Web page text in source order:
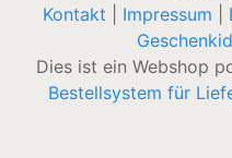
Kontakt
Impressum
Dies ist ein Webshop
Bestellsystem für